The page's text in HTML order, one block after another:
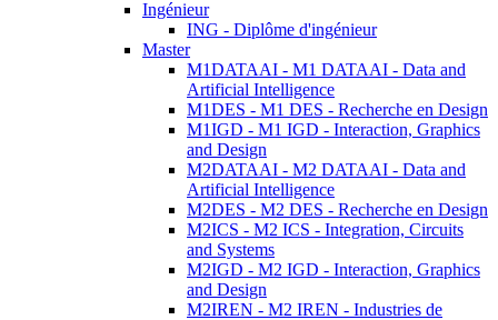
Ingénieur
ING - Diplôme d'ingénieur
Master
M1DATAAI - M1 DATAAI - Data and
Artificial Intelligence
M1DES - M1 DES - Recherche en Design
M1IGD - M1 IGD - Interaction, Graphics
and Design
M2DATAAI - M2 DATAAI - Data and
Artificial Intelligence
M2DES - M2 DES - Recherche en Design
M2ICS - M2 ICS - Integration, Circuits
and Systems
M2IGD - M2 IGD - Interaction, Graphics
and Design
M2IREN - M2 IREN - Industries de